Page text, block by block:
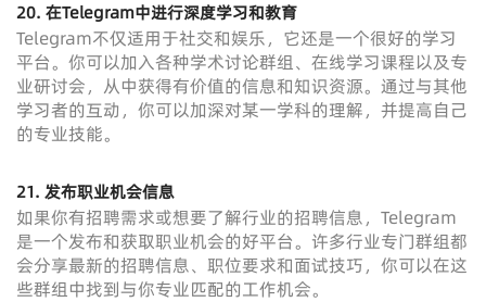
20. 在Telegram中进行深度学习和教育
Telegram不仅适用于社交和娱乐，它还是一个很好的学习
平台。你可以加入各种学术讨论群组、在线学习课程以及专
业研讨会，从中获得有价值的信息和知识资源。通过与其他
学习者的互动，你可以加深对某一学科的理解，并提高自己
的专业技能。
21. 发布职业机会信息
如果你有招聘需求或想要了解行业的招聘信息，Telegram
是一个发布和获取职业机会的好平台。许多行业专门群组都
会分享最新的招聘信息、职位要求和面试技巧，你可以在这
些群组中找到与你专业匹配的工作机会。